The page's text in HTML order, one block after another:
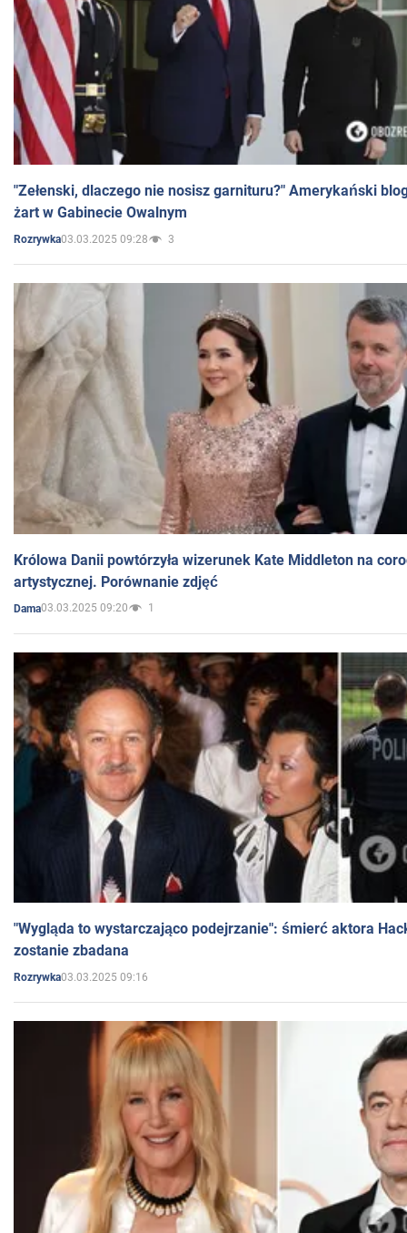
"Zełenski, dlaczego nie nosisz garnituru?" Amerykański
żart w Gabinecie Owalnym
Rozrywka03.03.2025 09:28 3
Królowa Danii powtórzyła wizerunek Kate Middleton na
artystycznej. Porównanie zdjęć
Dama03.03.2025 09:20 1
"Wygląda to wystarczająco podejrzanie": śmierć aktora
zostanie zbadana
Rozrywka03.03.2025 09:16